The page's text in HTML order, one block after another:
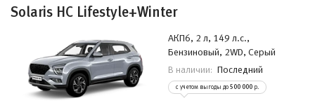
Solaris HC Lifestyle+Winter
АКП6, 2 л, 149 л.с.,
Бензиновый, 2WD, Серый
В наличии: Последний
с учетом выгоды до 500 000 р.